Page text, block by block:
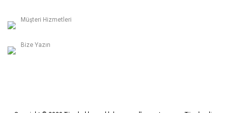
Müşteri Hizmetleri
Bize Yazın